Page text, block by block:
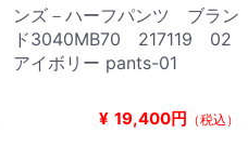
ンズ－ハーフパンツ ブラン
ド3040MB70 217119 02
アイボリー pants-01
¥ 19,400円 （税込）